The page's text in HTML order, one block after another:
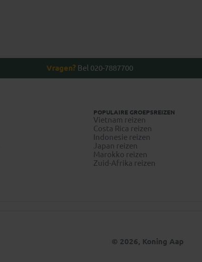
Vragen? Bel 020-7887700
POPULAIRE GROEPSREIZEN
Vietnam reizen
Costa Rica reizen
Indonesie reizen
Japan reizen
Marokko reizen
Zuid-Afrika reizen
© 2026, Koning Aap